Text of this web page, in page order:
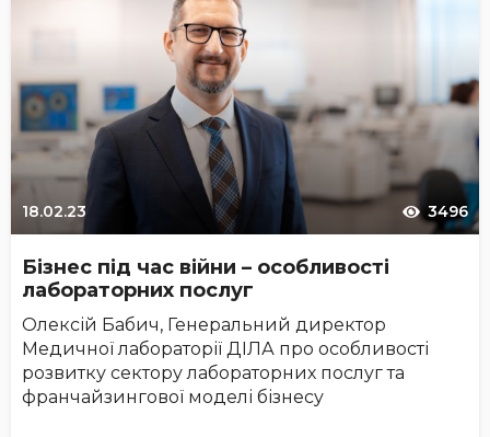
18.02.23 3496
Бізнес під час війни – особливості
лабораторних послуг
Олексій Бабич, Генеральний директор
Медичної лабораторії ДІЛА про особливості
розвитку сектору лабораторних послуг та
франчайзингової моделі бізнесу